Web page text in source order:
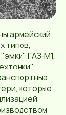
армейский
типов,
ГАЗ-М1,
которые